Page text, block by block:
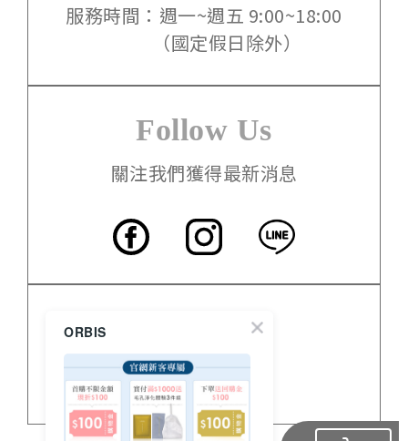
服務時間：週一~週五 9:00~18:00
（國定假日除外）
Follow Us
關注我們獲得最新消息
門市資訊
關於 ORBIS
ORBIS